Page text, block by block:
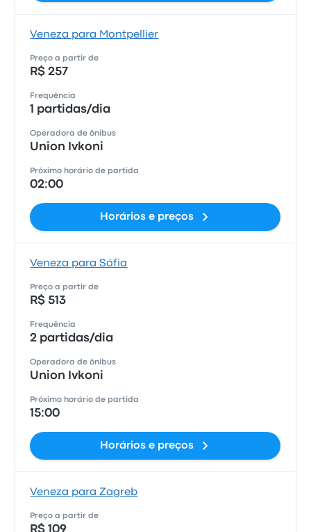
Veneza para Montpellier
Preço a partir de
R$ 257
Frequência
1 partidas/dia
Operadora de ônibus
Union Ivkoni
Próximo horário de partida
02:00
Horários e preços
Veneza para Sófia
Preço a partir de
R$ 513
Frequência
2 partidas/dia
Operadora de ônibus
Union Ivkoni
Próximo horário de partida
15:00
Horários e preços
Veneza para Zagreb
Preço a partir de
R$ 109